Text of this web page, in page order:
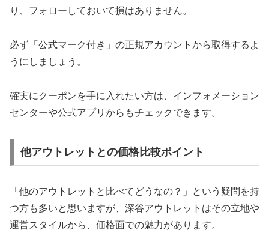
り、フォローしておいて損はありません。
必ず「公式マーク付き」の正規アカウントから取得するよ
うにしましょう。
確実にクーポンを手に入れたい方は、インフォメーション
センターや公式アプリからもチェックできます。
他アウトレットとの価格比較ポイント
「他のアウトレットと比べてどうなの？」という疑問を持
つ方も多いと思いますが、深谷アウトレットはその立地や
運営スタイルから、価格面での魅力があります。